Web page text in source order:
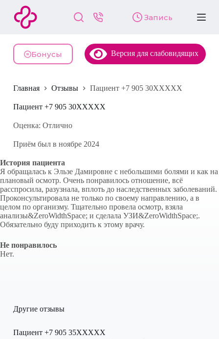
й
и
у
и
Запись
Бонусы Версия для слабовидящих
Главная Отзывы Пациент +7 905 30XXXXX
Пациент +7 905 30XXXXX
Оценка: Отлично
Приём был в ноябре 2024
История пациента
Я обращалась к Эльзе Дамировне с небольшими болями и как на
плановый осмотр. Очень понравилось отношение, всё
расспросила, разузнала, вплоть до наследственных заболеваний.
Проконсультировала не только по своему направлению, а в
целом по организму. Тщательно провела осмотр, взяла
анализы&ZeroWidthSpace; и сделала УЗИ&ZeroWidthSpace;.
Обязательно буду приходить к этому врачу.
Не понравилось
Нет.
Другие отзывы
Пациент +7 905 35XXXXX